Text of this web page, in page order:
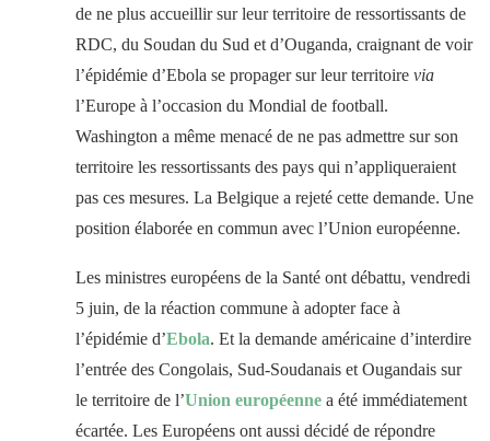
de ne plus accueillir sur leur territoire de ressortissants de
RDC, du Soudan du Sud et d’Ouganda, craignant de voir
l’épidémie d’Ebola se propager sur leur territoire via
l’Europe à l’occasion du Mondial de football.
Washington a même menacé de ne pas admettre sur son
territoire les ressortissants des pays qui n’appliqueraient
pas ces mesures. La Belgique a rejeté cette demande. Une
position élaborée en commun avec l’Union européenne.
Les ministres européens de la Santé ont débattu, vendredi
5 juin, de la réaction commune à adopter face à
l’épidémie d’Ebola. Et la demande américaine d’interdire
l’entrée des Congolais, Sud-Soudanais et Ougandais sur
le territoire de l’Union européenne a été immédiatement
écartée. Les Européens ont aussi décidé de répondre